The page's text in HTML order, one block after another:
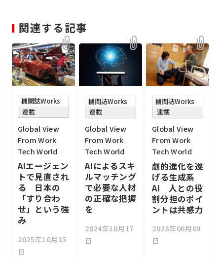
関連する記事
機関誌Works
連載
Global View
From Work
Tech World
AIエージェン
トで見直され
る 日本の
「すり合わ
せ」という強
み
2025年10月15
日
機関誌Works
連載
Global View
From Work
Tech World
AIによるスキ
ルマッチング
で必要な人材
の正確な把握
を
2024年10月17
日
機関誌Works
連載
Global View
From Work
Tech World
劇的進化を遂
げる生成系
AI 人との役
割分担のポイ
ントは共感力
2023年06月09
日